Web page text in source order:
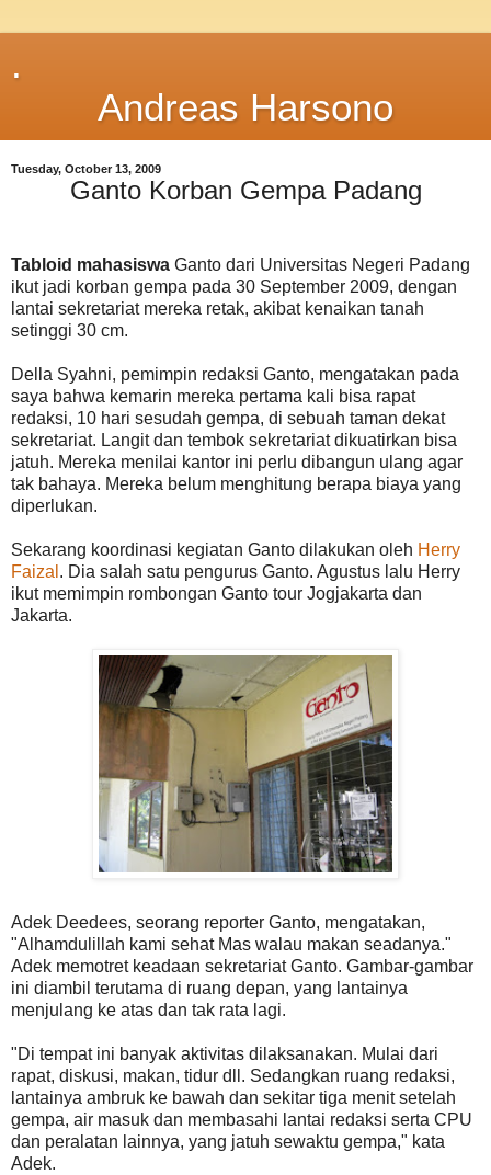
.
Andreas Harsono
Tuesday, October 13, 2009
Ganto Korban Gempa Padang
Tabloid mahasiswa Ganto dari Universitas Negeri Padang
ikut jadi korban gempa pada 30 September 2009, dengan
lantai sekretariat mereka retak, akibat kenaikan tanah
setinggi 30 cm.
Della Syahni, pemimpin redaksi Ganto, mengatakan pada
saya bahwa kemarin mereka pertama kali bisa rapat
redaksi, 10 hari sesudah gempa, di sebuah taman dekat
sekretariat. Langit dan tembok sekretariat dikuatirkan bisa
jatuh. Mereka menilai kantor ini perlu dibangun ulang agar
tak bahaya. Mereka belum menghitung berapa biaya yang
diperlukan.
Sekarang koordinasi kegiatan Ganto dilakukan oleh Herry
Faizal . Dia salah satu pengurus Ganto. Agustus lalu Herry
ikut memimpin rombongan Ganto tour Jogjakarta dan
Jakarta.
Adek Deedees, seorang reporter Ganto, mengatakan,
"Alhamdulillah kami sehat Mas walau makan seadanya."
Adek memotret keadaan sekretariat Ganto. Gambar-gambar
ini diambil terutama di ruang depan, yang lantainya
menjulang ke atas dan tak rata lagi.
"Di tempat ini banyak aktivitas dilaksanakan. Mulai dari
rapat, diskusi, makan, tidur dll. Sedangkan ruang redaksi,
lantainya ambruk ke bawah dan sekitar tiga menit setelah
gempa, air masuk dan membasahi lantai redaksi serta CPU
dan peralatan lainnya, yang jatuh sewaktu gempa," kata
Adek.